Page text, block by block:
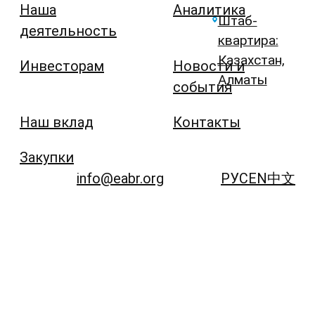
Наша
деятельность
Инвесторам
Наш вклад
Закупки
Аналитика
Новости и
события
Контакты
Штаб-
квартира:
Казахстан,
Алматы
info@eabr.org РУСEN中文